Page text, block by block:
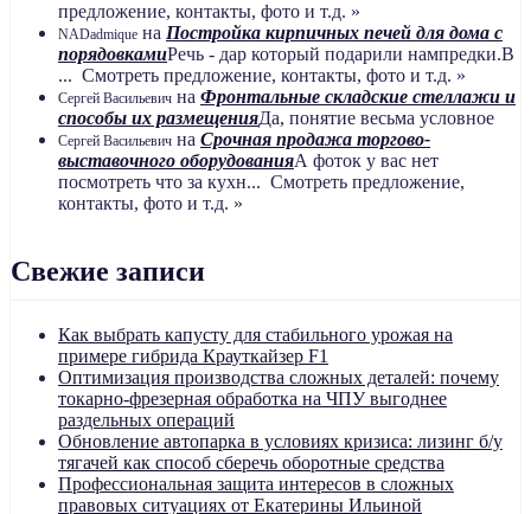
предложение, контакты, фото и т.д. »
NADadmique на Постройка кирпичных печей для дома с
порядовкамиРечь - дар который подарили нампредки.В
... Смотреть предложение, контакты, фото и т.д. »
Сергей Васильевич на Фронтальные складские стеллажи и
способы их размещенияДа, понятие весьма условное
Сергей Васильевич на Срочная продажа торгово-
выставочного оборудованияА фоток у вас нет
посмотреть что за кухн... Смотреть предложение,
контакты, фото и т.д. »
Свежие записи
Как выбрать капусту для стабильного урожая на
примере гибрида Крауткайзер F1
Оптимизация производства сложных деталей: почему
токарно-фрезерная обработка на ЧПУ выгоднее
раздельных операций
Обновление автопарка в условиях кризиса: лизинг б/у
тягачей как способ сберечь оборотные средства
Профессиональная защита интересов в сложных
правовых ситуациях от Екатерины Ильиной